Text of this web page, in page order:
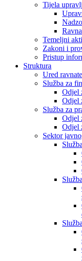
Tijela
Temeljni
Zakoni i
Pristup
Struktura
Ured
Služba za
Odjel
Odjel
Služba za
Odjel
Odjel
Sektor